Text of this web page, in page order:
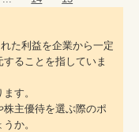
た利益を企業から一定
ることを指していま
す。
主優待を選ぶ際のポ
か。